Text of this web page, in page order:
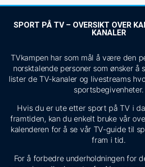
SPORT PÅ TV – OVERSIKT OVER
KANALER
TVkampen har som mål å være den
norsktalende personer som ønsker å
lister de TV-kanaler og livestreams
sportsbegivenheter.
Hvis du er ute etter sport på TV i
framtiden, kan du enkelt bruke vår
kalenderen for å se vår TV-guide til
fram i tid.
For å forbedre underholdningen for